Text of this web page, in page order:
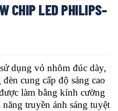
CHIP LED PHILIPS-
dụng vỏ nhôm đúc dày,
cung cấp độ sáng cao
làm bằng kính cường
truyền ánh sáng tuyệt